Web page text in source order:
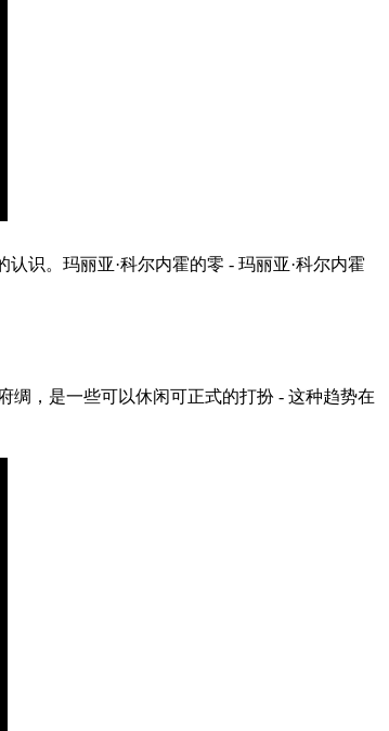
识。玛丽亚·科尔内霍的零 - 玛丽亚·科尔内霍
绸，是一些可以休闲可正式的打扮 - 这种趋势在